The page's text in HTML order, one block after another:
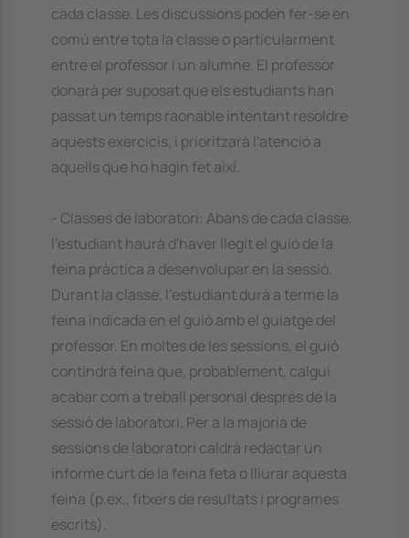
cada classe. Les discussions poden fer-se en
comú entre tota la classe o particularment
entre el professor i un alumne. El professor
donarà per suposat que els estudiants han
passat un temps raonable intentant resoldre
aquests exercicis, i prioritzarà l'atenció a
aquells que ho hagin fet així.
- Classes de laboratori: Abans de cada classe,
l'estudiant haurà d'haver llegit el guió de la
feina pràctica a desenvolupar en la sessió.
Durant la classe, l'estudiant durà a terme la
feina indicada en el guió amb el guiatge del
professor. En moltes de les sessions, el guió
contindrà feina que, probablement, calgui
acabar com a treball personal després de la
sessió de laboratori. Per a la majoria de
sessions de laboratori caldrà redactar un
informe curt de la feina feta o lliurar aquesta
feina (p.ex., fitxers de resultats i programes
escrits).